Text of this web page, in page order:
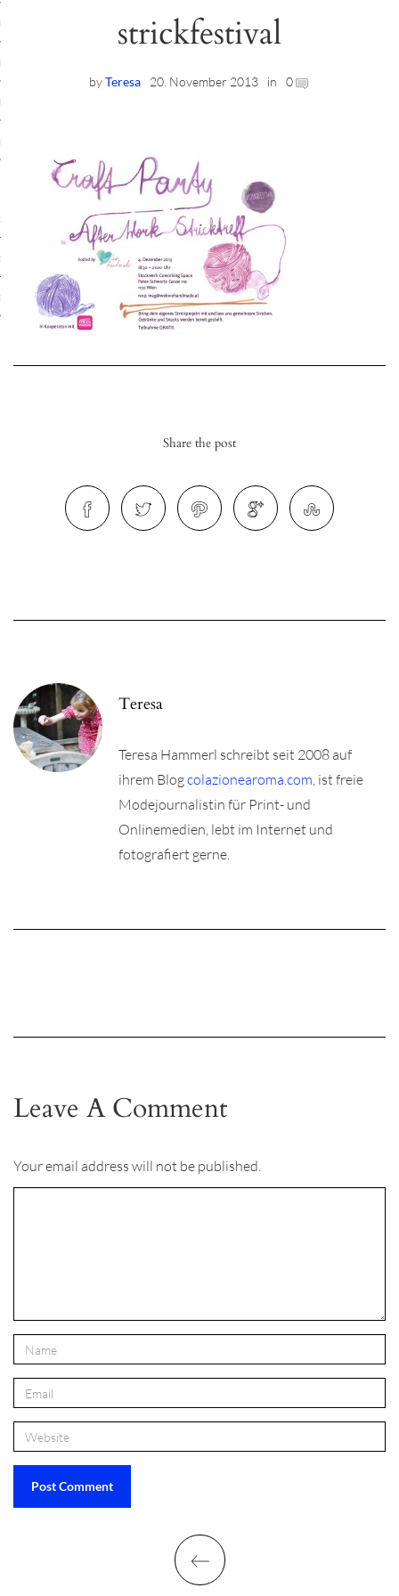
Workshops
Location
Workshops
strickfestival
byTeresa 20. November 2013 in 0
Share the post
Teresa
Teresa Hammerl schreibt seit 2008 auf
ihrem Blogcolazionearoma.com, ist freie
Modejournalistin für Print- und
Onlinemedien, lebt im Internet und
fotografiert gerne.
Leave A Comment
Your email address will not be published.